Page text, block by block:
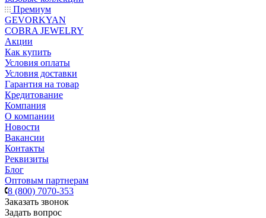
Премиум
GEVORKYAN
COBRA JEWELRY
Акции
Как купить
Условия оплаты
Условия доставки
Гарантия на товар
Кредитование
Компания
О компании
Новости
Вакансии
Контакты
Реквизиты
Блог
Оптовым партнерам
8 (800) 7070-353
Заказать звонок
Задать вопрос